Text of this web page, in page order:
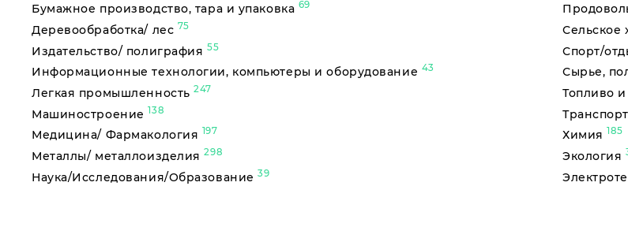
Бумажное производство, тара и упаковка 69
Деревообработка/ лес 75
Издательство/ полиграфия 55
Информационные технологии, компьютеры и оборудование 43
Легкая промышленность247
Машиностроение 138
Медицина/ Фармакология 197
Металлы/ металлоизделия298
Наука/Исследования/Образование39
Сельское
Спорт/
Сырье,
Топливо
Транспорт
Химия 185
Экология